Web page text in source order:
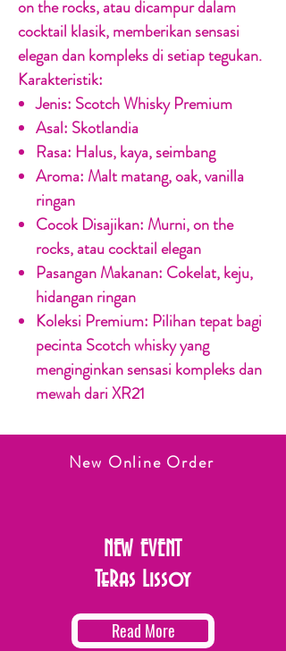
on the rocks, atau dicampur dalam
cocktail klasik, memberikan sensasi
elegan dan kompleks di setiap tegukan.
Karakteristik:
Jenis: Scotch Whisky Premium
Asal: Skotlandia
Rasa: Halus, kaya, seimbang
Aroma: Malt matang, oak, vanilla
ringan
Cocok Disajikan: Murni, on the
rocks, atau cocktail elegan
Pasangan Makanan: Cokelat, keju,
hidangan ringan
Koleksi Premium: Pilihan tepat bagi
pecinta Scotch whisky yang
menginginkan sensasi kompleks dan
mewah dari XR21
New Online Order
NEW EVENT
TeRas Lissoy
Read More